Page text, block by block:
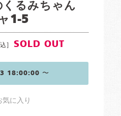
くるみちゃん
1-5
] SOLD OUT
18:00:00 〜
気に入り